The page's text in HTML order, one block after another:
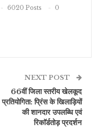
6020 Posts
0
NEXT POST
66वीं जिला स्तरीय खेलकूद
प्रतियोगिता: प्रिंस के खिलाड़ियों
की शानदार उपलब्धि एवं
रिकाॅर्डतोड़ प्रदर्शन